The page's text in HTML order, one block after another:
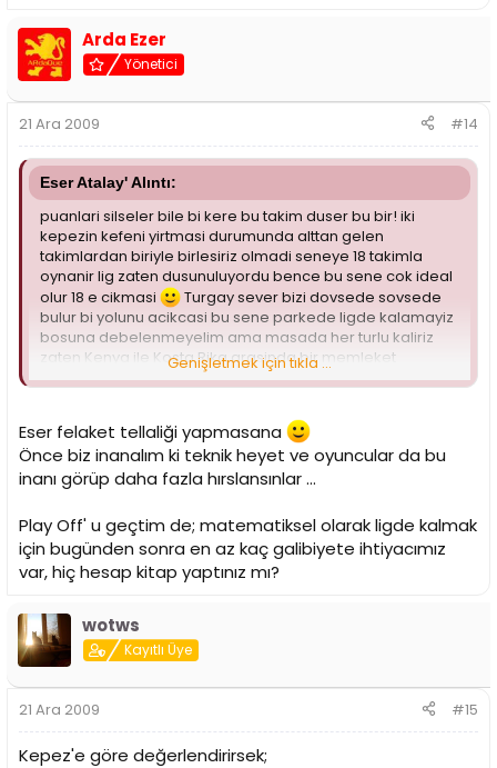
Arda Ezer
Yönetici
21 Ara 2009 #14
Eser Atalay' Alıntı:
puanlari silseler bile bi kere bu takim duser bu bir! iki
kepezin kefeni yirtmasi durumunda alttan gelen
takimlardan biriyle birlesiriz olmadi seneye 18 takimla
oynanir lig zaten dusunuluyordu bence bu sene cok ideal
olur 18 e cikmasi
Turgay sever bizi dovsede sovsede
bulur bi yolunu acikcasi bu sene parkede ligde kalamayiz
bosuna debelenmeyelim ama masada her turlu kaliriz
zaten Kenya ile Kosta Rika arasinda bir memleket
seffaflikda!
Genişletmek için tıkla ...
Eser felaket tellaliği yapmasana
Önce biz inanalım ki teknik heyet ve oyuncular da bu
inanı görüp daha fazla hırslansınlar ...
Play Off' u geçtim de; matematiksel olarak ligde kalmak
için bugünden sonra en az kaç galibiyete ihtiyacımız
var, hiç hesap kitap yaptınız mı?
wotws
Kayıtlı Üye
21 Ara 2009 #15
Kepez'e göre değerlendirirsek;